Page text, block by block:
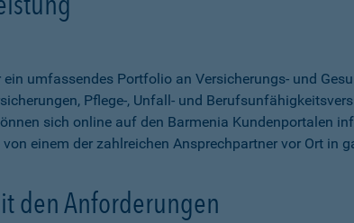
umfassendes Portfolio an Versicherungs- und
Pflege-, Unfall- und
sich online auf den Barmenia Kundenportalen
einem der zahlreichen Ansprechpartner vor Ort in
den Anforderungen